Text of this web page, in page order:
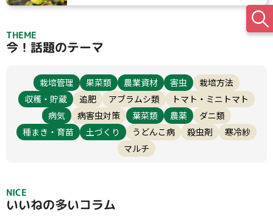
THEME
今！話題のテーマ
栽培管理 果菜類 農業資材 害虫
栽培方法
収穫・貯蔵
追肥 アブラムシ類
トマト・ミニトマト
病気
病害虫対策 葉菜類 農薬
ダニ類
種まき・育苗
土づくり うどんこ病 殺虫剤
寒冷紗
マルチ
NICE
いいねの多いコラム